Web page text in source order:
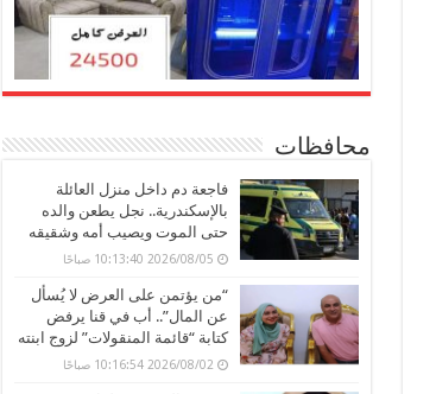
محافظات
فاجعة دم داخل منزل العائلة
بالإسكندرية.. نجل يطعن والده
حتى الموت ويصيب أمه وشقيقه
2026/08/05 10:13:40 صباحًا
“من يؤتمن على العرض لا يُسأل
عن المال”.. أب في قنا يرفض
كتابة “قائمة المنقولات” لزوج ابنته
2026/08/02 10:16:54 صباحًا